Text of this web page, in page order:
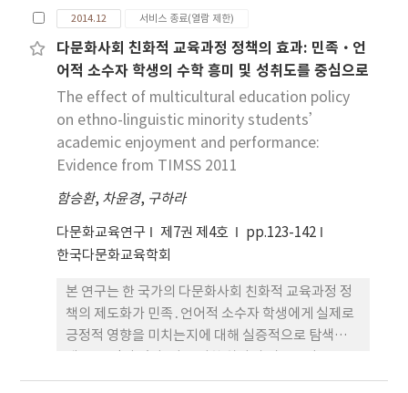
화교육과 관련된 교사의 경험과 실천을 이해하기 위
한 연구가 확대되어야 함을 제시하였다.
다음으로 자아정체성갈등, 국가 및 지역정체성 갈등,
친구관계갈등으로 나타났다. 연구문제에 따른 결과를
살펴보면 첫째, 농촌 다문화가정 아동의 갈등은 평소
따돌림 경험에 따라서 유의한 차이를 보였으며, 갈등
하위변인인 가족관계 갈등인식은 따돌림 경험과 모국
적 변인에 따라 차이를 보였다. 또한 자아정체성 갈등
인식은 연령과 따돌림 경험에 따라 차이를 보였으며,
친구관계갈등 또한 따돌림 경험에 따라 유의한 차이
있어서는 아동의 성별과 연령 및 모 국적에 따라서 유
의한 차이가 있는 것으로 나타났다. 셋째, 다문화가정
자녀의 부모 간 의사소통유형과 갈등 간 관련성은 갈
개방적인 의사소통은 자녀갈등과 부적인 상관성을 보
였으며, 부-모 간 문제형 의사소통은 갈등과 정적인
상관관계를 보였다. 넷째, 갈등에 영향을 미치는 변인
의사소통, 따돌림 경험여부, 모와의 문제형 의사소통
2014.12 서비스 종료(열람 제한)
다문화사회 친화적 교육과정 정책의 효과: 민족·언
어적 소수자 학생의 수학 흥미 및 성취도를 중심으로
The effect of multicultural education policy
on ethno-linguistic minority students’
academic enjoyment and performance:
Evidence from TIMSS 2011
함승환, 차윤경, 구하라
다문화교육연구 제7권 제4호
pp.123-142
한국다문화교육학회
본 연구는 한 국가의 다문화사회 친화적 교육과정 정
책의 제도화가 민족․언어적 소수자 학생에게 실제로
긍정적 영향을 미치는지에 대해 실증적으로 탐색하는
TIMSS 2011의 8학년 수학 자료를 분석하였고, 31개